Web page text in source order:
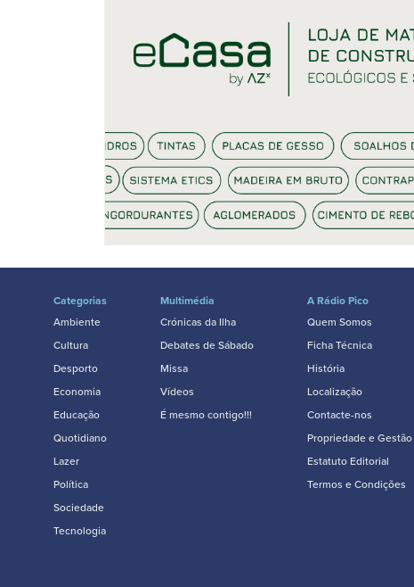
Categorias
Ambiente
Cultura
Desporto
Economia
Educação
Quotidiano
Lazer
Política
Sociedade
Tecnologia
Multimédia
Crónicas da Ilha
Debates de Sábado
Missa
Vídeos
É mesmo contigo!!!
A Rádio Pico
Quem Somos
Ficha Técnica
História
Localização
Contacte-nos
Propriedade e Gestão
Estatuto Editorial
Termos e Condições